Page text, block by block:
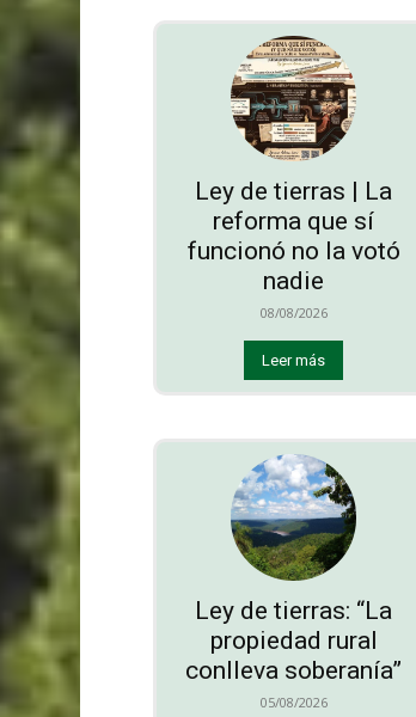
Ley de tierras | La
reforma que sí
funcionó no la votó
nadie
08/08/2026
Leer más
Ley de tierras: “La
propiedad rural
conlleva soberanía”
05/08/2026